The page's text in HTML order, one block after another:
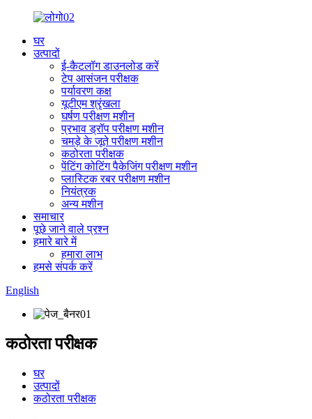
घर
उत्पादों
ई-कैटलॉग डाउनलोड करें
टेप आसंजन परीक्षक
पर्यावरण कक्ष
यूटीएम श्रृंखला
घर्षण परीक्षण मशीन
प्रभाव ड्रॉप परीक्षण मशीन
चमड़े के जूते परीक्षण मशीन
कठोरता परीक्षक
पेंटिंग कोटिंग पैकेजिंग परीक्षण मशीन
प्लास्टिक रबर परीक्षण मशीन
नियंत्रक
अन्य मशीन
समाचार
पूछे जाने वाले प्रश्न
हमारे बारे में
हमारा लाभ
हमसे संपर्क करें
English
कठोरता परीक्षक
घर
उत्पादों
कठोरता परीक्षक